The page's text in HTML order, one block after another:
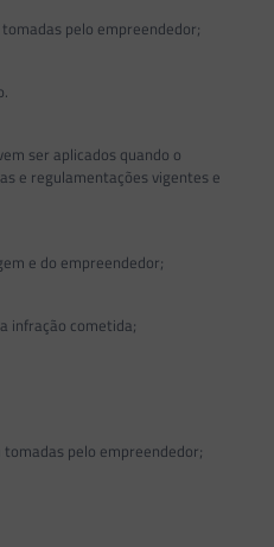
pelo empreendedor;
ser aplicados quando o
e regulamentações vigentes e
e do empreendedor;
cometida;
pelo empreendedor;